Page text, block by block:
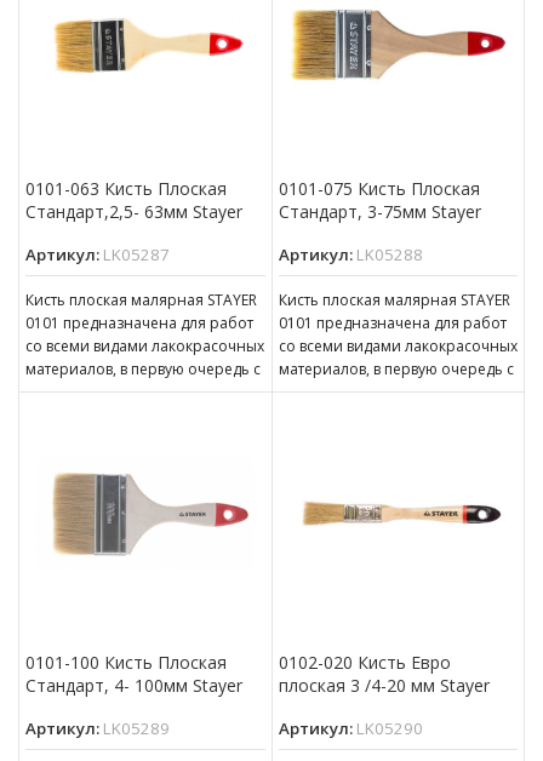
0101-063 Кисть Плоская
Стандарт,2,5- 63мм Stayer
Артикул: LK05287
Кисть плоская малярная STAYER
0101 предназначена для работ
со всеми видами лакокрасочных
материалов, в первую очередь с
масляной краской, олифой,
0101-075 Кисть Плоская
Стандарт, 3-75мм Stayer
Артикул: LK05288
Кисть плоская малярная STAYER
0101 предназначена для работ
со всеми видами лакокрасочных
материалов, в первую очередь с
масляной краской, олифой,
0101-100 Кисть Плоская
Стандарт, 4- 100мм Stayer
Артикул: LK05289
0102-020 Кисть Евро
плоская 3 /4-20 мм Stayer
Артикул: LK05290